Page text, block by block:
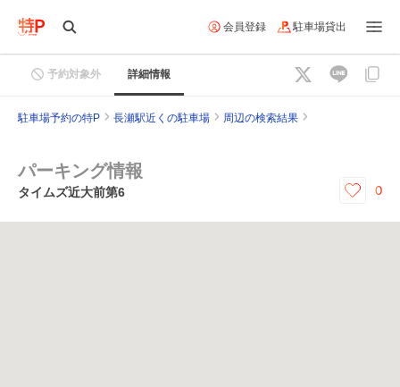
会員登録 駐車場貸出
予約対象外 詳細情報
駐車場予約の特P 長瀬駅近くの駐車場 周辺の検索結果
パーキング情報
タイムズ近大前第6 0